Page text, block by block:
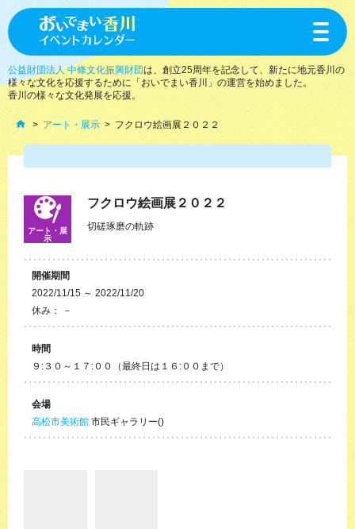
toggle
公益財団法人 中條文化振興財団は、創立25周年を記念して、新たに地元香川の
様々な文化を応援するために「おいでまい香川」の運営を始めました。
香川の様々な文化発展を応援。
アート・展示 フクロウ絵画展２０２２
アート・展
示
フクロウ絵画展２０２２
切磋琢磨の軌跡
開催期間
2022/11/15 ～ 2022/11/20
休み： －
時間
９:３０～１７:００（最終日は１６:００まで）
会場
高松市美術館 市民ギャラリー()